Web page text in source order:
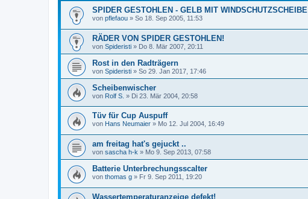
SPIDER GESTOHLEN - GELB MIT WINDSCHUTZSCHEIBE
von pflefaou » So 18. Sep 2005, 11:53
RÄDER VON SPIDER GESTOHLEN!
von Spideristi » Do 8. Mär 2007, 20:11
Rost in den Radträgern
von Spideristi » So 29. Jan 2017, 17:46
Scheibenwischer
von Rolf S. » Di 23. Mär 2004, 20:58
Tüv für Cup Auspuff
von Hans Neumaier » Mo 12. Jul 2004, 16:49
am freitag hat's gejuckt ..
von sascha h-k » Mo 9. Sep 2013, 07:58
Batterie Unterbrechungsscalter
von thomas g » Fr 9. Sep 2011, 19:20
Wassertemperaturanzeige defekt!